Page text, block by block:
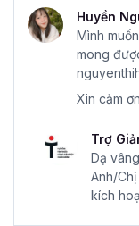
Huyền
Mình
mong
Xin cảm
Trợ
Dạ
Anh/
kích